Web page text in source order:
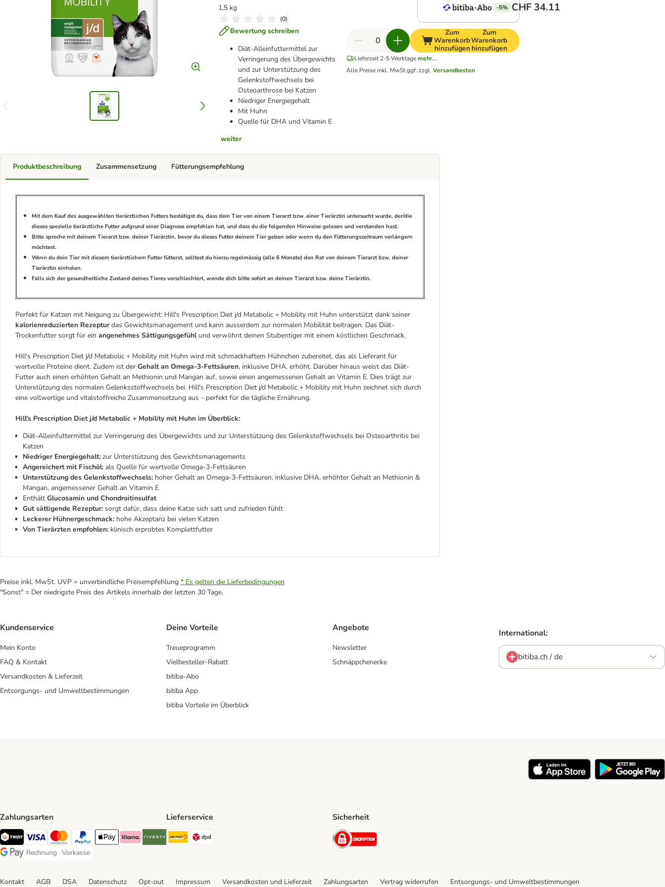
1,5 kg
(0)
Bewertung schreiben
Diät-Alleinfuttermittel zur
Verringerung des Übergewichts
und zur Unterstützung des
Gelenkstoffwechsels bei
Osteoarthrose bei Katzen
Niedriger Energiegehalt
Mit Huhn
Quelle für DHA und Vitamin E
weiter
-5% CHF 34.11
Zum
Warenkorb
hinzufügen
Zum
Warenkorb
hinzufügen
Lieferzeit 2-5 Werktagemehr...
Alle Preise inkl. MwSt.ggf. zzgl. Versandkosten
Produktbeschreibung
Mit dem Kauf des ausgewählten tierärztlichen Futters bestätigst du, dass dein Tier von einem Tierarzt bzw. einer Tierärztin untersucht wurde, der/die
dieses spezielle tierärztliche Futter aufgrund einer Diagnose empfohlen hat, und dass du die folgenden Hinweise gelesen und verstanden hast.
Bitte spreche mit deinem Tierarzt bzw. deiner Tierärztin, bevor du dieses Futter deinem Tier geben oder wenn du den Fütterungszeitraum verlängern
möchtest.
Wenn du dein Tier mit diesem tierärztlichem Futter fütterst, solltest du hierzu regelmässig (alle 6 Monate) den Rat von deinem Tierarzt bzw. deiner
Tierärztin einholen.
Falls sich der gesundheitliche Zustand deines Tieres verschlechtert, wende dich bitte sofort an deinen Tierarzt bzw. deine Tierärztin.
Perfekt für Katzen mit Neigung zu Übergewicht: Hill's Prescription Diet j/d Metabolic + Mobility mit Huhn unterstützt dank seiner
kalorienreduzierten Rezepturdas Gewichtsmanagement und kann ausserdem zur normalen Mobilität beitragen. Das Diät-
Trockenfutter sorgt für ein angenehmes Sättigungsgefühlund verwöhnt deinen Stubentiger mit einem köstlichen Geschmack.
Hill's Prescription Diet j/d Metabolic + Mobility mit Huhn wird mit schmackhaftem Hühnchen zubereitet, das als Lieferant für
wertvolle Proteine dient. Zudem ist der Gehalt an Omega-3-Fettsäuren, inklusive DHA, erhöht. Darüber hinaus weist das Diät-
Futter auch einen erhöhten Gehalt an Methionin und Mangan auf, sowie einen angemessenen Gehalt an Vitamin E. Dies trägt zur
Unterstützung des normalen Gelenksstoffwechsels bei. Hill's Prescription Diet j/d Metabolic + Mobility mit Huhn zeichnet sich durch
eine vollwertige und vitalstoffreiche Zusammensetzung aus - perfekt für die tägliche Ernährung.
Hill's Prescription Diet j/d Metabolic + Mobility mit Huhn im Überblick:
Diät-Alleinfuttermittel zur Verringerung des Übergewichts und zur Unterstützung des Gelenkstoffwechsels bei Osteoarthritis bei
Katzen
Niedriger Energiegehalt: zur Unterstützung des Gewichtsmanagements
Angereichert mit Fischöl: als Quelle für wertvolle Omega-3-Fettsäuren
Unterstützung des Gelenkstoffwechsels: hoher Gehalt an Omega-3-Fettsäuren, inklusive DHA, erhöhter Gehalt an Methionin &
Mangan, angemessener Gehalt an Vitamin E
Enthält Glucosamin und Chondroitinsulfat
Gut sättigende Rezeptur: sorgt dafür, dass deine Katze sich satt und zufrieden fühlt
Leckerer Hühnergeschmack: hohe Akzeptanz bei vielen Katzen
Von Tierärzten empfohlen: klinisch erprobtes Komplettfutter
Zusammensetzung Fütterungsempfehlung
Preise inkl. MwSt. UVP = unverbindliche Preisempfehlung * Es gelten die Lieferbedingungen
"Sonst" = Der niedrigste Preis des Artikels innerhalb der letzten 30 Tage.
Kundenservice
Mein Konto
FAQ & Kontakt
Versandkosten & Lieferzeit
Entsorgungs- und Umweltbestimmungen
Deine Vorteile
Treueprogramm
Vielbesteller-Rabatt
bitiba-Abo
bitiba App
bitiba Vorteile im Überblick
Angebote
Newsletter
Schnäppchenecke
International:
bitiba.ch / de
Zahlungsarten
TWINT Payment Method
Visa Payment Method
MasterCard Payment Method
PayPal Payment Method
Apple Pay Payment Method
Klarna Payment Method
Riverty Payment Method
Google Pay Payment Method
Rechnung
Rechnung Payment Method
Vorkasse
Vorkasse Payment Method
Lieferservice
Die Post Shipping Method
Sicherheit
Security
Kontakt AGB DSA Datenschutz Opt-out Impressum Versandkosten und Lieferzeit Zahlungsarten Vertrag widerrufen Entsorgungs- und Umweltbestimmungen